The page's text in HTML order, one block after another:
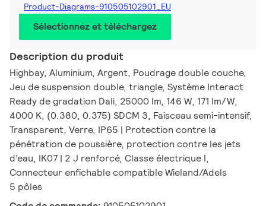
Product-Diagrams-910505102901_EU
Sélectionnez et téléchargez
Description du produit
Highbay, Aluminium, Argent, Poudrage double couche,
Jeu de suspension double, triangle, Système Interact
Ready de gradation Dali, 25000 lm, 146 W, 171 lm/W,
4000 K, (0.380, 0.375) SDCM 3, Faisceau semi-intensif,
Transparent, Verre, IP65 | Protection contre la
pénétration de poussière, protection contre les jets
d’eau, IK07 | 2 J renforcé, Classe électrique I,
Connecteur enfichable compatible Wieland/Adels
5 pôles